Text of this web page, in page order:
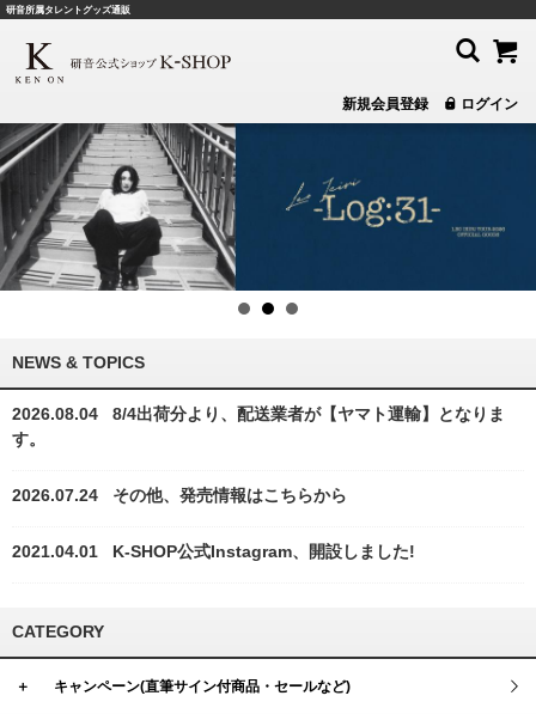
研音所属タレントグッズ通販
新規会員登録 ログイン
NEWS & TOPICS
2026.08.04
8/4出荷分より、配送業者が【ヤマト運輸】となりま
す。
2026.07.24 その他、発売情報はこちらから
2021.04.01 K-SHOP公式Instagram、開設しました!
CATEGORY
＋ キャンペーン(直筆サイン付商品・セールなど)